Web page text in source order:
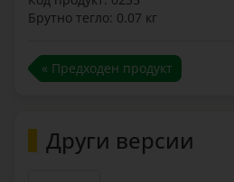
Брутно тегло: 0.07 кг
« Предходен продукт
Други версии